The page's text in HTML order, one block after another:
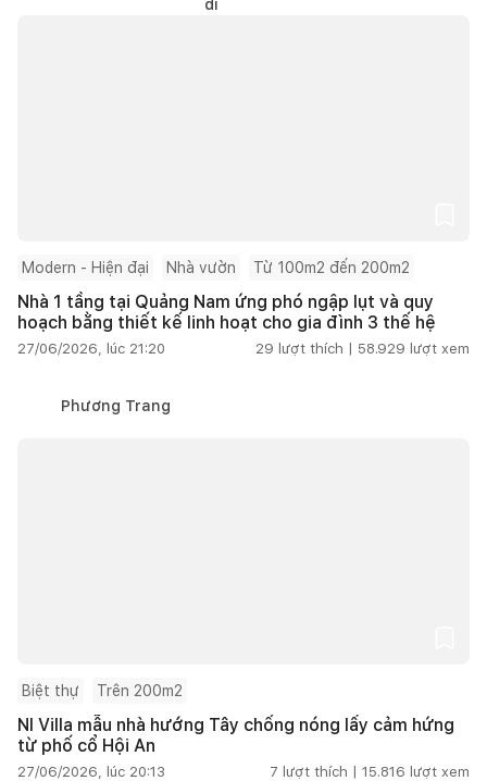
Modern - Hiện đại Nhà vườn Từ 100m2 đến 200m2
Nhà 1 tầng tại Quảng Nam ứng phó ngập lụt và quy
hoạch bằng thiết kế linh hoạt cho gia đình 3 thế hệ
27/06/2026, lúc 21:20 29 lượt thích | 58.929 lượt xem
Phương Trang
Biệt thự Trên 200m2
NI Villa mẫu nhà hướng Tây chống nóng lấy cảm hứng
từ phố cổ Hội An
27/06/2026, lúc 20:13 7 lượt thích | 15.816 lượt xem